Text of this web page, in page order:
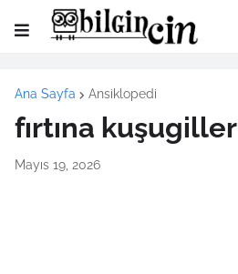
Ana Sayfa Ansiklopedi
fırtına kuşugiller
Mayıs 19, 2026